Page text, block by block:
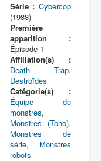
Série : Cybercop
(1988)
Première
apparition :
Épisode 1
Affiliation(s) :
Death Trap,
Destroïdes
Catégorie(s) :
Équipe de
monstres,
Monstres (Toho),
Monstres de
série, Monstres
robots